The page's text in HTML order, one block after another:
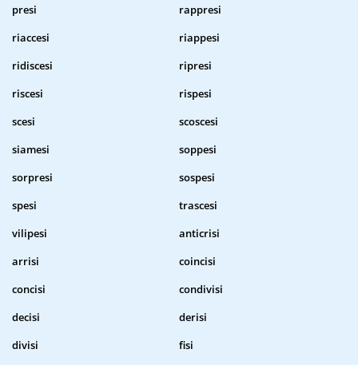
presi
rappresi
riaccesi
riappesi
ridiscesi
ripresi
riscesi
rispesi
scesi
scoscesi
siamesi
soppesi
sorpresi
sospesi
spesi
trascesi
vilipesi
anticrisi
arrisi
coincisi
concisi
condivisi
decisi
derisi
divisi
fisi